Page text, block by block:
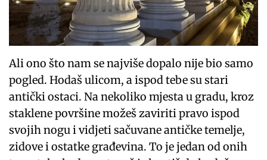
Ali ono što nam se najviše dopalo nije bio samo
pogled. Hodaš ulicom, a ispod tebe su stari
antički ostaci. Na nekoliko mjesta u gradu, kroz
staklene površine možeš zaviriti pravo ispod
svojih nogu i vidjeti sačuvane antičke temelje,
zidove i ostatke građevina. To je jedan od onih